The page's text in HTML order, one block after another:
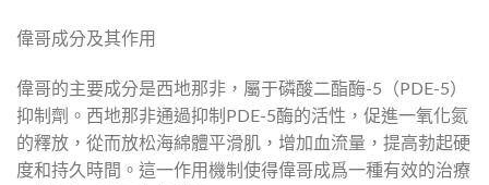
偉哥成分及其作用
偉哥的主要成分是西地那非，屬于磷酸二酯酶-5（PDE-5）
抑制劑。西地那非通過抑制PDE-5酶的活性，促進一氧化氮
的釋放，從而放松海綿體平滑肌，增加血流量，提高勃起硬
度和持久時間。這一作用機制使得偉哥成爲一種有效的治療